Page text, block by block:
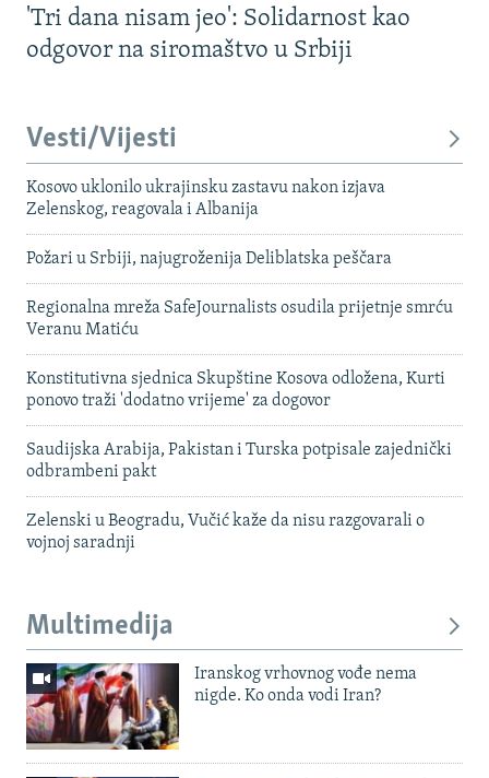
'Tri dana nisam jeo': Solidarnost kao
odgovor na siromaštvo u Srbiji
Vesti/Vijesti
Kosovo uklonilo ukrajinsku zastavu nakon izjava
Zelenskog, reagovala i Albanija
Požari u Srbiji, najugroženija Deliblatska peščara
Regionalna mreža SafeJournalists osudila prijetnje smrću
Veranu Matiću
Konstitutivna sjednica Skupštine Kosova odložena, Kurti
ponovo traži 'dodatno vrijeme' za dogovor
Saudijska Arabija, Pakistan i Turska potpisale zajednički
odbrambeni pakt
Zelenski u Beogradu, Vučić kaže da nisu razgovarali o
vojnoj saradnji
Multimedija
Iranskog vrhovnog vođe nema
nigde. Ko onda vodi Iran?